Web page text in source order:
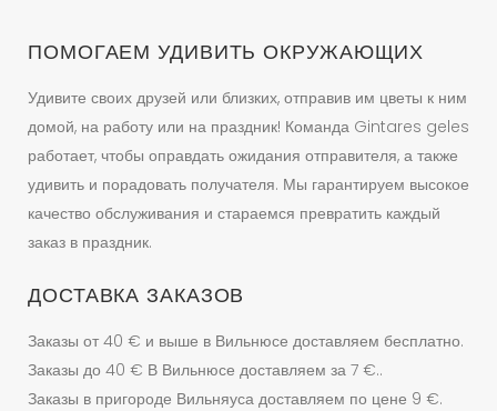
ПОМОГАЕМ УДИВИТЬ ОКРУЖАЮЩИХ
Удивите своих друзей или близких, отправив им цветы к ним
домой, на работу или на праздник! Команда Gintares geles
работает, чтобы оправдать ожидания отправителя, а также
удивить и порадовать получателя. Мы гарантируем высокое
качество обслуживания и стараемся превратить каждый
заказ в праздник.
ДОСТАВКА ЗАКАЗОВ
Заказы от 40 € и выше в Вильнюсе доставляем бесплатно.
Заказы до 40 € В Вильнюсе доставляем за 7 €..
Заказы в пригороде Вильняуса доставляем по цене 9 €.